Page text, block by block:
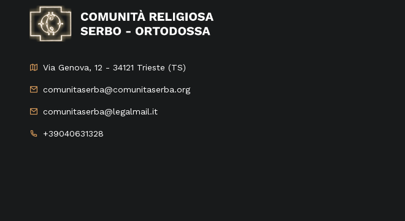
Via Genova, 12 - 34121 Trieste (TS)
comunitaserba@comunitaserba.org
comunitaserba@legalmail.it
+39040631328